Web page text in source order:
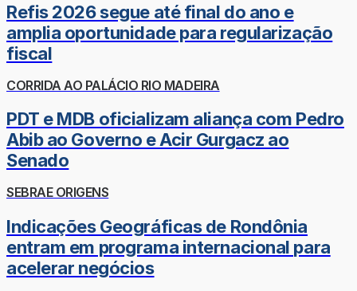
Refis 2026 segue até final do ano e
amplia oportunidade para regularização
fiscal
CORRIDA AO PALÁCIO RIO MADEIRA
PDT e MDB oficializam aliança com Pedro
Abib ao Governo e Acir Gurgacz ao
Senado
SEBRAE ORIGENS
Indicações Geográficas de Rondônia
entram em programa internacional para
acelerar negócios